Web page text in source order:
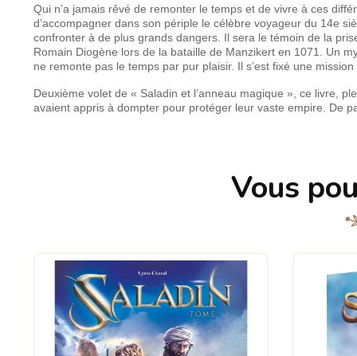
Qui n’a jamais rêvé de remonter le temps et de vivre à ces
d’accompagner dans son périple le célèbre voyageur du 14e
confronter à de plus grands dangers. Il sera le témoin de la
Romain Diogène lors de la bataille de Manzikert en 1071. Un
ne remonte pas le temps par pur plaisir. Il s’est fixé une
Deuxième volet de « Saladin et l’anneau magique », ce livre,
avaient appris à dompter pour protéger leur vaste empire. De
Vous